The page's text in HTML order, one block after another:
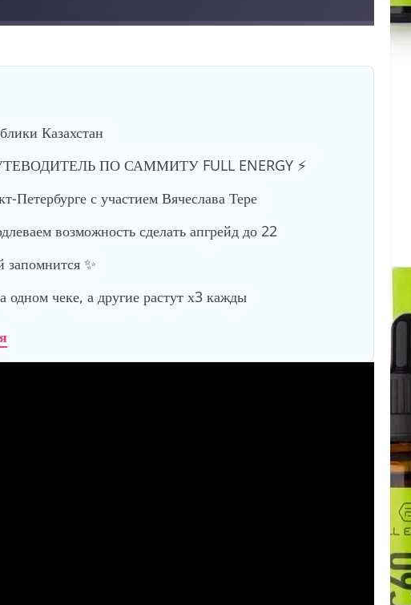
Казахстан
ПО САММИТУ FULL ENERGY ⚡️
Петербурге с участием Вячеслава Тере
возможность сделать апгрейд до 22
✨
одном чеке, а другие растут х3 кажды